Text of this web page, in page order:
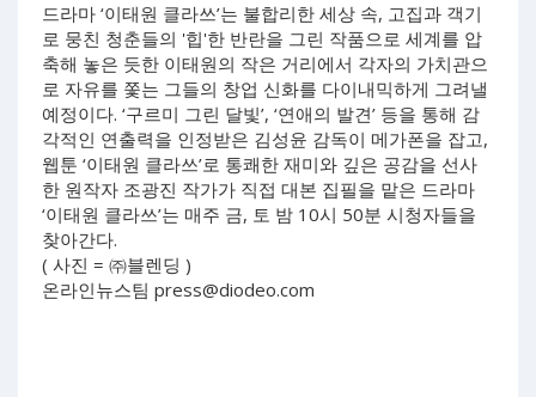
드라마 ‘이태원 클라쓰’는 불합리한 세상 속, 고집과 객기
로 뭉친 청춘들의 '힙'한 반란을 그린 작품으로 세계를 압
축해 놓은 듯한 이태원의 작은 거리에서 각자의 가치관으
로 자유를 쫓는 그들의 창업 신화를 다이내믹하게 그려낼
예정이다. ‘구르미 그린 달빛’, ‘연애의 발견’ 등을 통해 감
각적인 연출력을 인정받은 김성윤 감독이 메가폰을 잡고,
웹툰 ‘이태원 클라쓰’로 통쾌한 재미와 깊은 공감을 선사
한 원작자 조광진 작가가 직접 대본 집필을 맡은 드라마
‘이태원 클라쓰’는 매주 금, 토 밤 10시 50분 시청자들을
찾아간다.
( 사진 = ㈜블렌딩 )
온라인뉴스팀 press@diodeo.com